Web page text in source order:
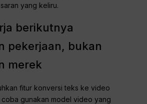
yang keliru.
berikutnya
pekerjaan, bukan
merek
fitur konversi teks ke video
gunakan model video yang